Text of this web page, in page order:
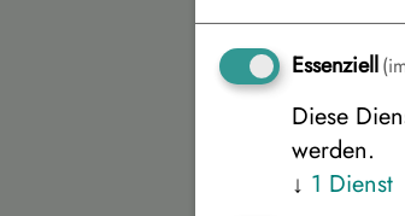
Bitte
Gewünschter
Essenziell
Diese
werden.
↓ 1 Dienst